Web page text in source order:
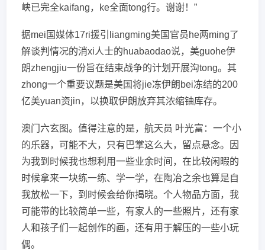
峡已完全kaifang，ke全面tong行。谢谢！”
据mei国媒体17ri援引liangming美国官员he两ming了
解谈判情况的消xi人士的huabaodao说，美guohe伊
朗zhengjiu一份旨在结束战争的计划开展沟tong。其
zhong一个重要议题是美国将jie冻伊朗bei冻结的200
亿美yuan资jin，以换取伊朗放弃其浓缩铀库存。
澳门六玄图。值得注意的是，航天员 叶光富：一个小
的乐器，可能不大，只有巴掌这么大，留点悬念。因
为我到时候我也想利用一些业余时间，在比较闲暇的
时候拿来一块练一练、学一学，在陶冶之余也算是自
我放松一下，到时候会给你揭晓。个人物品方面，我
可能带的比较简单一些，有家人的一些照片，还有家
人和孩子们一起创作的画，还有用于解压的一些小玩
偶。